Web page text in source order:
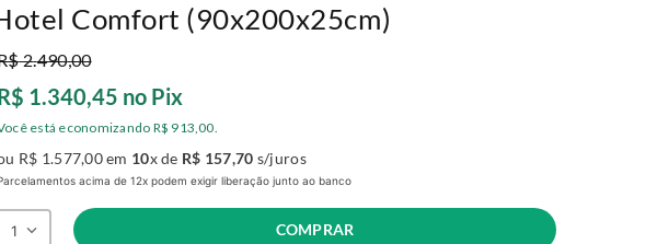
Comfort (90x200x25cm)
2.490,00
1.340,45 no Pix
está economizandoR$ 913,00.
R$ 1.577,00em 10x de R$ 157,70 s/juros
acima de 12x podem exigir liberação junto ao banco
1 COMPRAR